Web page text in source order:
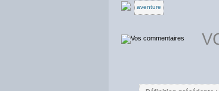
aventure